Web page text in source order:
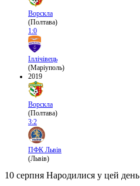
Ворскла
(Полтава)
1:0
Іллічівець
(Маріуполь)
2019
Ворскла
(Полтава)
3:2
ПФК Львів
(Львів)
10 серпня Народилися у цей день